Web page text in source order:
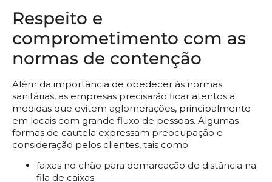
Respeito e
comprometimento com as
normas de contenção
Além da importância de obedecer às normas
sanitárias, as empresas precisarão ficar atentos a
medidas que evitem aglomerações, principalmente
em locais com grande fluxo de pessoas. Algumas
formas de cautela expressam preocupação e
consideração pelos clientes, tais como:
faixas no chão para demarcação de distância na
fila de caixas;